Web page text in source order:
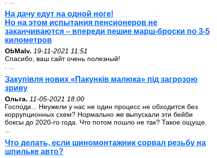
На дачу едут на одной ноге!
Но на этом испытания пенсионеров не
заканчиваются – впереди пешие марш-броски по 3-5
километров
ОbMalv. 19-11-2021 11:51
Спасибо, ваш сайт очень полезный!
Закупівля нових «Пакунків малюка» під загрозою
зриву
Ольга. 11-05-2021 18:00
Господи... Неужели у нас не один процесс не обходится без
коррупционных схем? Нормально же выпускали эти бейби
боксы до 2020-го года. Что потом пошло не так? Такое ощуще.
Что делать, если шиномонтажник сорвал резьбу на
шпильке авто?